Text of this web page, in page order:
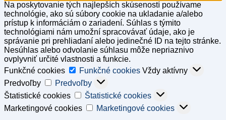
Na poskytovanie tých najlepších skúseností používame
technológie, ako sú súbory cookie na ukladanie a/alebo
prístup k informáciám o zariadení. Súhlas s týmito
technológiami nám umožní spracovávať údaje, ako je
správanie pri prehliadaní alebo jedinečné ID na tejto stránke.
Nesúhlas alebo odvolanie súhlasu môže nepriaznivo
ovplyvniť určité vlastnosti a funkcie.
Funkčné cookies
Funkčné cookies Vždy aktívny
Predvoľby
Predvoľby
Štatistické cookies
Štatistické cookies
Marketingové cookies
Marketingové cookies